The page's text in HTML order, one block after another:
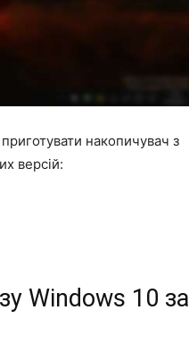
накопичувач з
версій:
Windows 10 за